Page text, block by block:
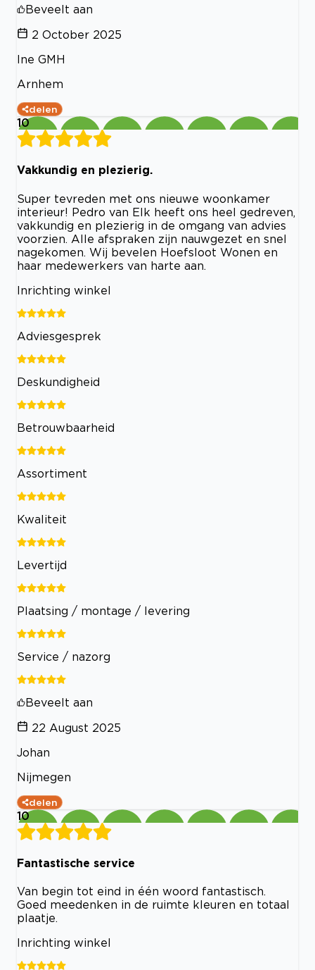
Beveelt aan
2 October 2025
Ine GMH
Arnhem
delen
10
Vakkundig en plezierig.
Super tevreden met ons nieuwe woonkamer
interieur! Pedro van Elk heeft ons heel gedreven,
vakkundig en plezierig in de omgang van advies
voorzien. Alle afspraken zijn nauwgezet en snel
nagekomen. Wij bevelen Hoefsloot Wonen en
haar medewerkers van harte aan.
Inrichting winkel
Adviesgesprek
Deskundigheid
Betrouwbaarheid
Assortiment
Kwaliteit
Levertijd
Plaatsing / montage / levering
Service / nazorg
Beveelt aan
22 August 2025
Johan
Nijmegen
delen
10
Fantastische service
Van begin tot eind in één woord fantastisch.
Goed meedenken in de ruimte kleuren en totaal
plaatje.
Inrichting winkel